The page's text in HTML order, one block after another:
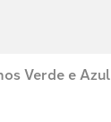
Verde e Azul